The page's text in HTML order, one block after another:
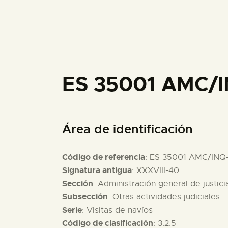
ES 35001 AMC/
Área de identificación
Código de referencia: ES 35001 AMC/
Signatura antigua: XXXVIII-40
Sección: Administración general de
Subsección: Otras actividades judiciales
Serie: Visitas de navíos
Código de clasificación: 3.2.5